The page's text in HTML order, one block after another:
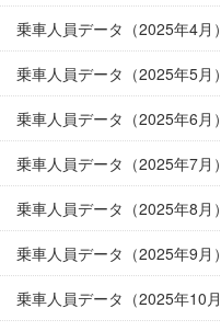
乗車人員データ（2025年4月）
乗車人員データ（2025年5月）
乗車人員データ（2025年6月）
乗車人員データ（2025年7月）
乗車人員データ（2025年8月）
乗車人員データ（2025年9月）
乗車人員データ（2025年10月